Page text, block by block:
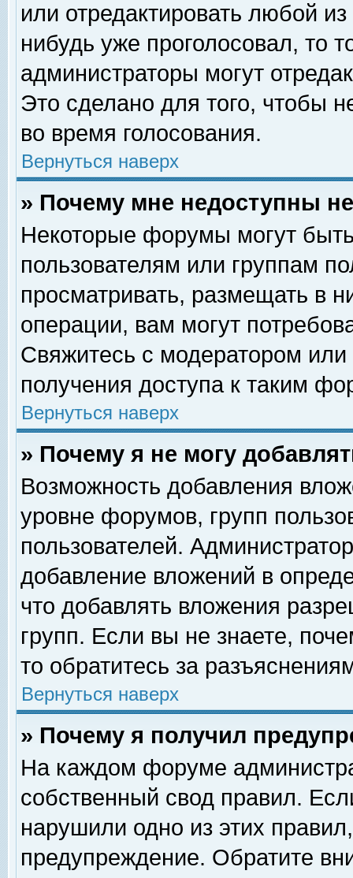
или отредактировать любой
нибудь уже проголосовал, то
администраторы могут
Это сделано для того, чтобы
во время голосования.
Вернуться наверх
» Почему мне недоступны
Некоторые форумы могут
пользователям или группам
просматривать, размещать в
операции, вам могут
Свяжитесь с модератором
получения доступа к таким
Вернуться наверх
» Почему я не могу
Возможность добавления
уровне форумов, групп
пользователей.
добавление вложений в
что добавлять вложения
групп. Если вы не знаете,
то обратитесь за
Вернуться наверх
» Почему я получил
На каждом форуме
собственный свод правил.
нарушили одно из этих
предупреждение. Обратите